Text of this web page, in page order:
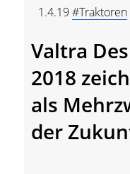
1.4.19 #Traktoren
Valtra
2018
als
der